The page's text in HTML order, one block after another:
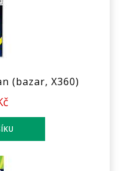
(bazar, X360)